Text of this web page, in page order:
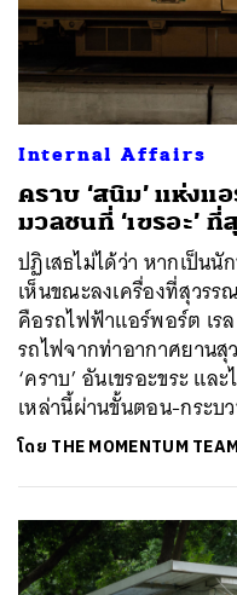
Internal Affairs
คราบ ‘สนิม’ แห่ง
มวลชนที่ ‘เขรอะ’
ปฏิเสธไม่ได้ว่า หากเป็น
เห็นขณะลงเครื่องที่สุวร
คือรถไฟฟ้าแอร์พอร์ต เร
รถไฟจากท่าอากาศยานสุ
‘คราบ’ อันเขรอะขระ แ
เหล่านี้ผ่านขั้นตอน-กระบว
โดย THE MOMENTUM